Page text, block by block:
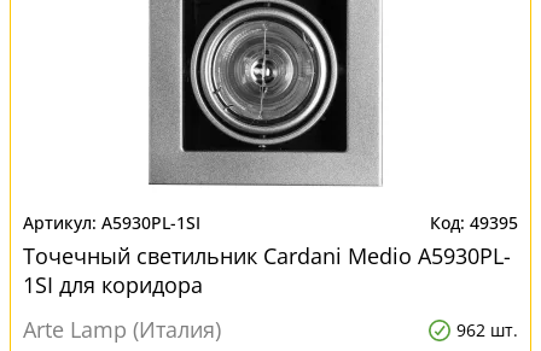
A5930PL-1SI 49395
Точечный светильник Cardani Medio A5930PL-
1SI для коридора
Arte Lamp (Италия)
962 шт.